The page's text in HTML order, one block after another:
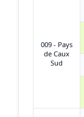
009 - Pays
de Caux
Sud